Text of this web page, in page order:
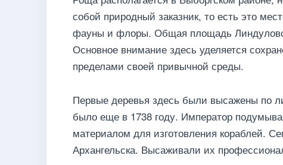
собой природный заказник, то есть это
фауны и флоры. Общая площадь
Основное внимание здесь уделяется
пределами своей привычной среды.
Первые деревья здесь были высажены по
было еще в 1738 году. Император
материалом для изготовления кораблей.
Архангельска. Высаживали их